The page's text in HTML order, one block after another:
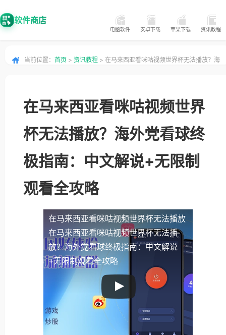
软件商店
电脑软件 安卓下载 苹果下载 资讯教程
当前位置： 首页 > 资讯教程 > 在马来西亚看咪咕视频世界杯无法播放？海
在马来西亚看咪咕视频世界
杯无法播放？海外党看球终
极指南：中文解说+无限制
观看全攻略
在马来西亚看咪咕视频世界杯无法播放
在马来西亚看咪咕视频世界杯无法播
放？海外党看球终极指南：中文解说
+无限制观看全攻略